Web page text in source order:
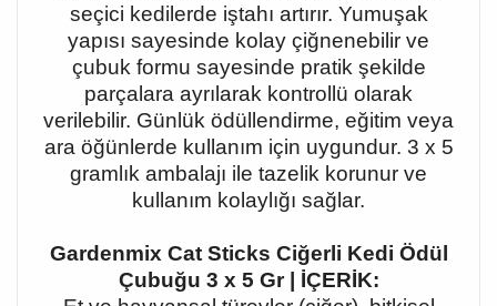
seçici kedilerde iştahı artırır. Yumuşak
yapısı sayesinde kolay çiğnenebilir ve
çubuk formu sayesinde pratik şekilde
parçalara ayrılarak kontrollü olarak
verilebilir. Günlük ödüllendirme, eğitim veya
ara öğünlerde kullanım için uygundur. 3 x 5
gramlık ambalajı ile tazelik korunur ve
kullanım kolaylığı sağlar.
Gardenmix Cat Sticks Ciğerli Kedi Ödül
Çubuğu 3 x 5 Gr | İÇERİK: